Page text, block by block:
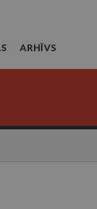
ARHĪVS